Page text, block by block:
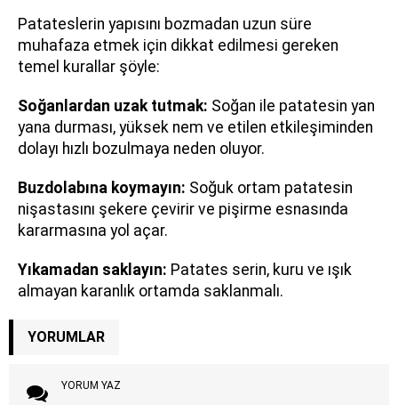
Patateslerin yapısını bozmadan uzun süre
muhafaza etmek için dikkat edilmesi gereken
temel kurallar şöyle:
Soğanlardan uzak tutmak: Soğan ile patatesin yan
yana durması, yüksek nem ve etilen etkileşiminden
dolayı hızlı bozulmaya neden oluyor.
Buzdolabına koymayın: Soğuk ortam patatesin
nişastasını şekere çevirir ve pişirme esnasında
kararmasına yol açar.
Yıkamadan saklayın: Patates serin, kuru ve ışık
almayan karanlık ortamda saklanmalı.
YORUMLAR
YORUM YAZ